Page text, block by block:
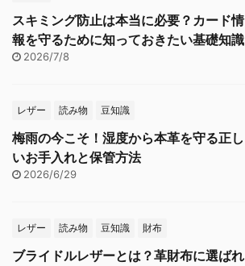
スキミング防止は本当に必要？カード情
報を守るために知っておきたい基礎知識
2026/7/8
レザー 読み物 豆知識
梅雨の今こそ！湿度から本革を守る正し
いお手入れと保管方法
2026/6/29
レザー 読み物 豆知識 財布
ブライドルレザーとは？革財布に選ばれ